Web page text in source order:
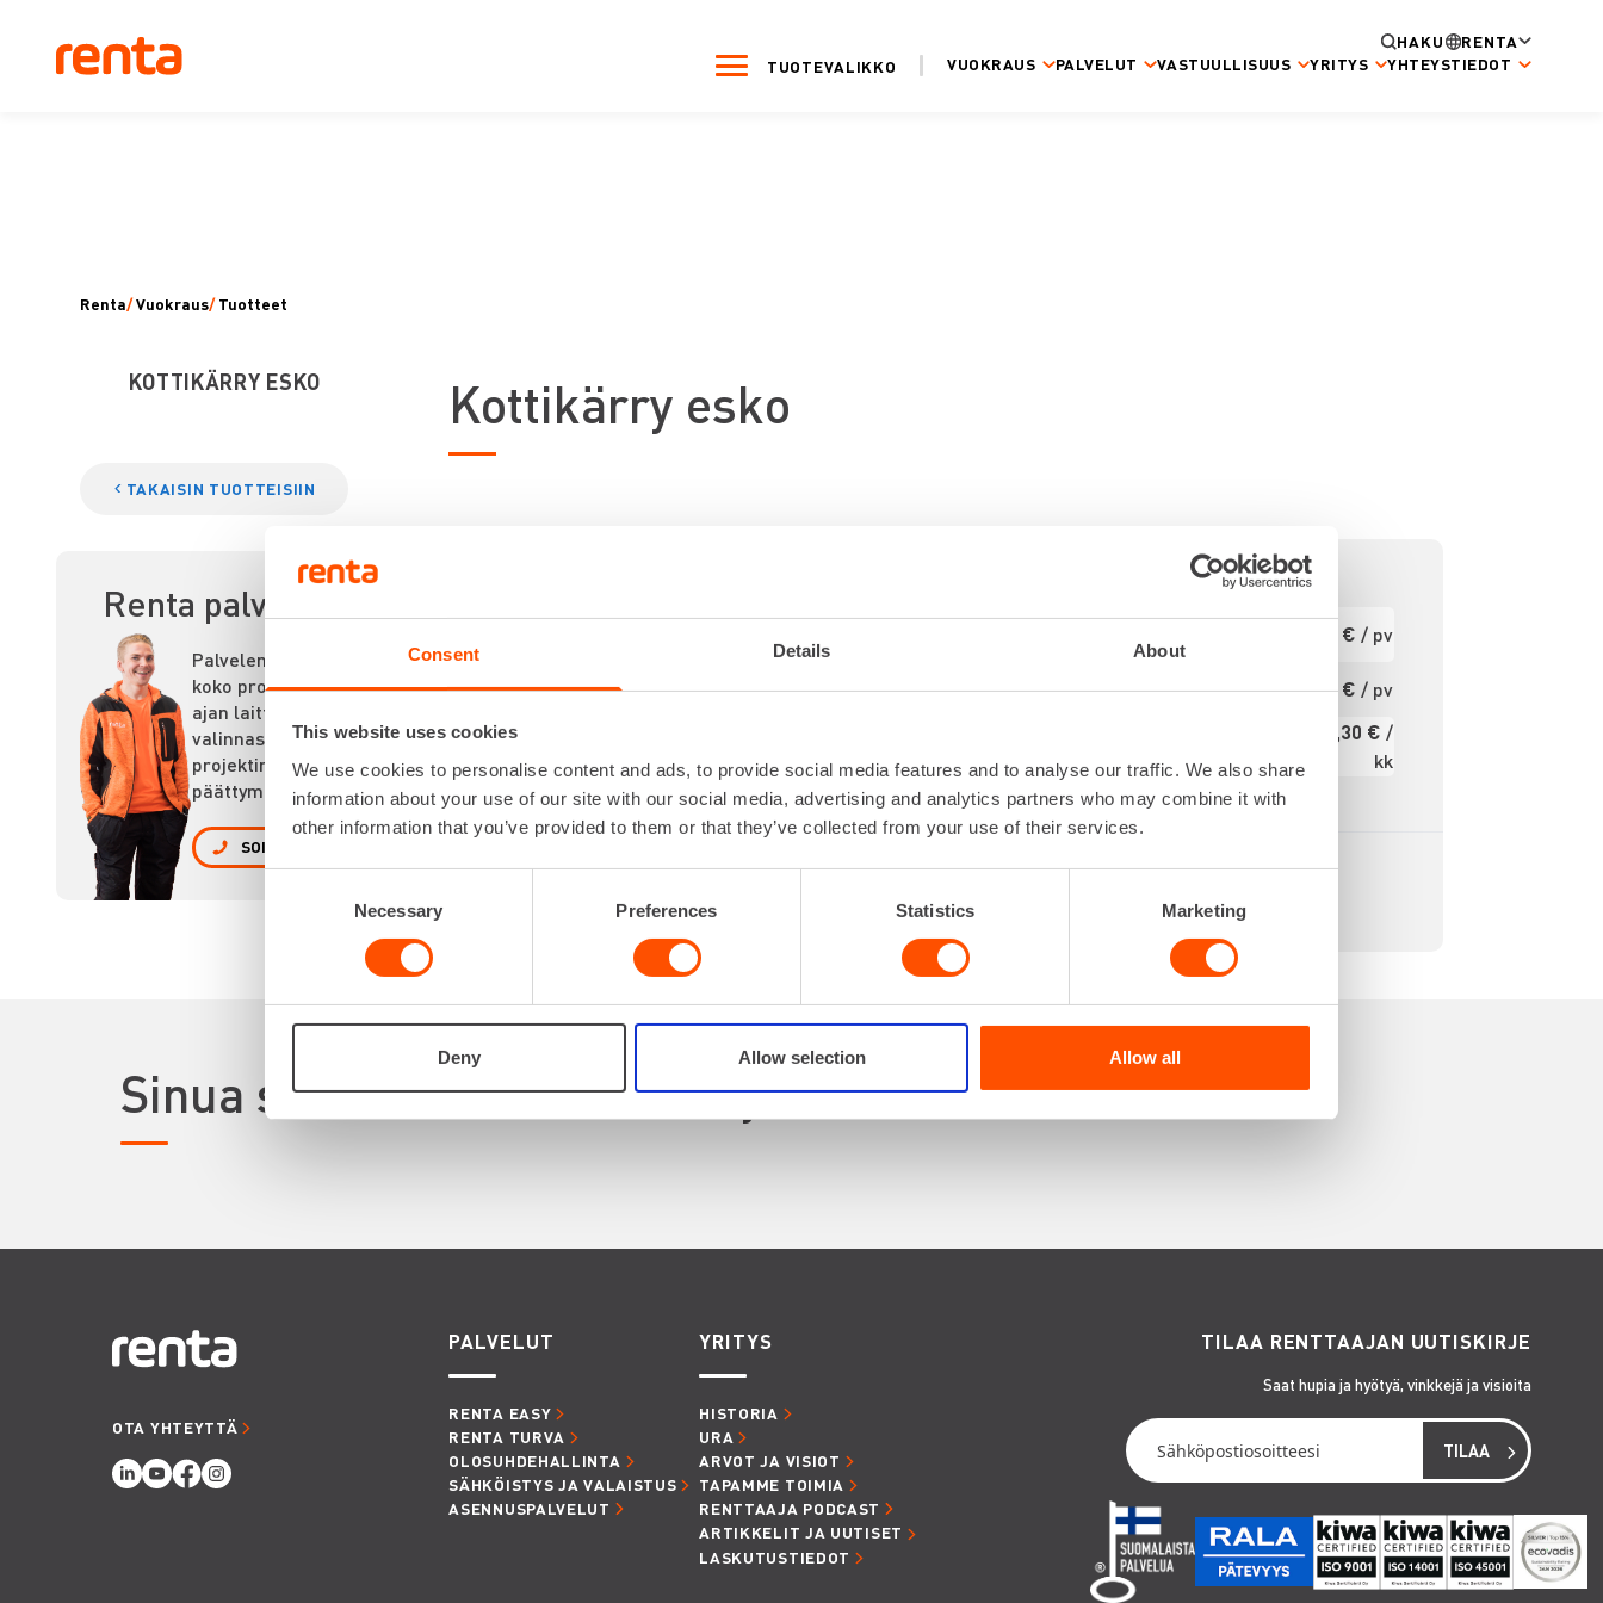
Consent Details About
This website uses cookies
We use cookies to personalise content and ads, to provide social media features and to analyse our traffic. We also share
information about your use of our site with our social media, advertising and analytics partners who may combine it with
other information that you’ve provided to them or that they’ve collected from your use of their services.
Necessary Preferences Statistics Marketing
Deny Allow selection Allow all
HAKU
RENTA
TUOTEVALIKKO
VUOKRAUS PALVELUT VASTUULLISUUS YRITYS YHTEYSTIEDOT
Renta/Vuokraus/ Tuotteet
KOTTIKÄRRY ESKO
TAKAISIN TUOTTEISIIN
Renta palvelee
Palvelemme
koko prosessin
ajan laitteiden
valinnasta
projektin
päättymiseen.
SOITA
Kottikärry esko
Korkeus
0,70 m
Leveys
Paino
24 kg
Lataa lisää
Ensimmäinen
pv
9,65 € / pv
7,72 € / pv
132,30 € /
kk
Alv 0 %
Sinua saattaisi kiinnostaa myös
OTA YHTEYTTÄ
PALVELUT
RENTA EASY
RENTA TURVA
OLOSUHDEHALLINTA
SÄHKÖISTYS JA VALAISTUS
ASENNUSPALVELUT
YRITYS
HISTORIA
URA
ARVOT JA VISIOT
TAPAMME TOIMIA
RENTTAAJA PODCAST
ARTIKKELIT JA UUTISET
LASKUTUSTIEDOT
TILAA RENTTAAJAN UUTISKIRJE
Saat hupia ja hyötyä, vinkkejä ja visioita